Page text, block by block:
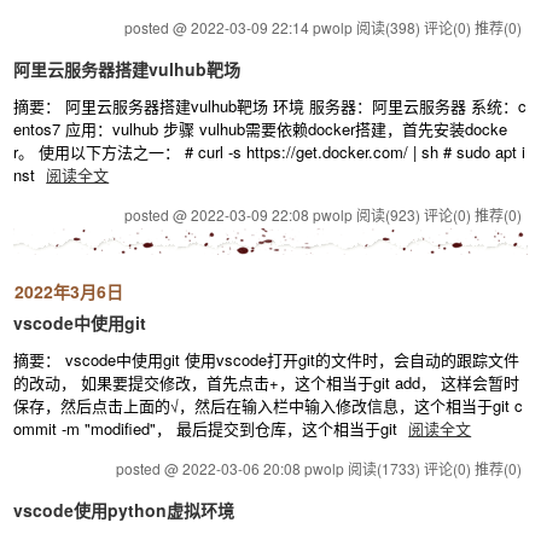
posted @ 2022-03-09 22:14 pwolp 阅读(398) 评论(0) 推荐(0)
阿里云服务器搭建vulhub靶场
摘要： 阿里云服务器搭建vulhub靶场 环境 服务器：阿里云服务器 系统：c
entos7 应用：vulhub 步骤 vulhub需要依赖docker搭建，首先安装docke
r。 使用以下方法之一： # curl -s https://get.docker.com/ | sh # sudo apt i
nst 阅读全文
posted @ 2022-03-09 22:08 pwolp 阅读(923) 评论(0) 推荐(0)
2022年3月6日
vscode中使用git
摘要： vscode中使用git 使用vscode打开git的文件时，会自动的跟踪文件
的改动， 如果要提交修改，首先点击+，这个相当于git add， 这样会暂时
保存，然后点击上面的√，然后在输入栏中输入修改信息，这个相当于git c
ommit -m "modified"， 最后提交到仓库，这个相当于git 阅读全文
posted @ 2022-03-06 20:08 pwolp 阅读(1733) 评论(0) 推荐(0)
vscode使用python虚拟环境